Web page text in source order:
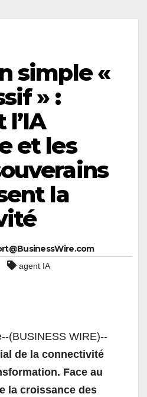
simple «
» :
et les
la
agent IA
(BUSINESS WIRE)--
de la connectivité
Face au
la croissance des